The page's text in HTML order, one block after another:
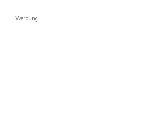
Werbung